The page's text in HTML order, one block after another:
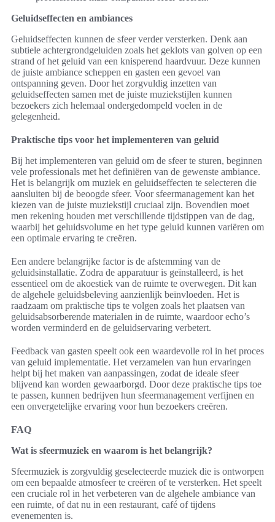
Geluidseffecten en ambiances
Geluidseffecten kunnen de sfeer verder versterken. Denk aan
subtiele achtergrondgeluiden zoals het geklots van golven op een
strand of het geluid van een knisperend haardvuur. Deze kunnen
de juiste ambiance scheppen en gasten een gevoel van
ontspanning geven. Door het zorgvuldig inzetten van
geluidseffecten samen met de juiste muziekstijlen kunnen
bezoekers zich helemaal ondergedompeld voelen in de
gelegenheid.
Praktische tips voor het implementeren van geluid
Bij het implementeren van geluid om de sfeer te sturen, beginnen
vele professionals met het definiëren van de gewenste ambiance.
Het is belangrijk om muziek en geluidseffecten te selecteren die
aansluiten bij de beoogde sfeer. Voor sfeermanagement kan het
kiezen van de juiste muziekstijl cruciaal zijn. Bovendien moet
men rekening houden met verschillende tijdstippen van de dag,
waarbij het geluidsvolume en het type geluid kunnen variëren om
een optimale ervaring te creëren.
Een andere belangrijke factor is de afstemming van de
geluidsinstallatie. Zodra de apparatuur is geïnstalleerd, is het
essentieel om de akoestiek van de ruimte te overwegen. Dit kan
de algehele geluidsbeleving aanzienlijk beïnvloeden. Het is
raadzaam om praktische tips te volgen zoals het plaatsen van
geluidsabsorberende materialen in de ruimte, waardoor echo’s
worden verminderd en de geluidservaring verbetert.
Feedback van gasten speelt ook een waardevolle rol in het proces
van geluid implementatie. Het verzamelen van hun ervaringen
helpt bij het maken van aanpassingen, zodat de ideale sfeer
blijvend kan worden gewaarborgd. Door deze praktische tips toe
te passen, kunnen bedrijven hun sfeermanagement verfijnen en
een onvergetelijke ervaring voor hun bezoekers creëren.
FAQ
Wat is sfeermuziek en waarom is het belangrijk?
Sfeermuziek is zorgvuldig geselecteerde muziek die is ontworpen
om een bepaalde atmosfeer te creëren of te versterken. Het speelt
een cruciale rol in het verbeteren van de algehele ambiance van
een ruimte, of dat nu in een restaurant, café of tijdens
evenementen is.